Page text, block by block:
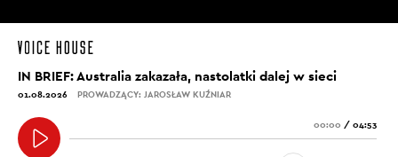
IN BRIEF: Australia zakazała, nastolatki dalej w sieci
01.08.2026 PROWADZĄCY: JAROSŁAW KUŹNIAR
00:00 / 04:53